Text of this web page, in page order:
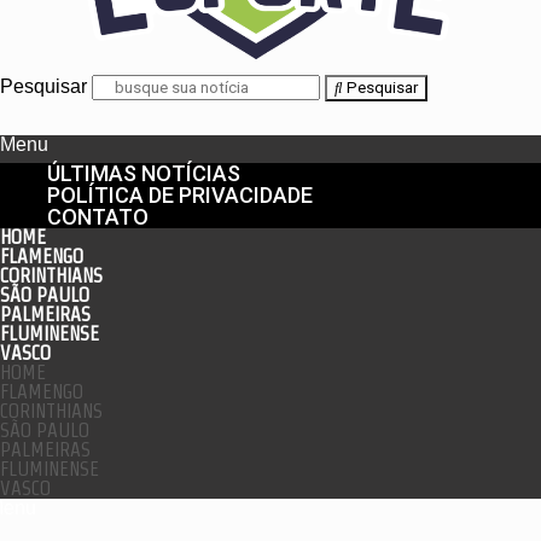
Pesquisar Pesquisar
Menu
ÚLTIMAS NOTÍCIAS
POLÍTICA DE PRIVACIDADE
CONTATO
HOME
FLAMENGO
CORINTHIANS
SÃO PAULO
PALMEIRAS
FLUMINENSE
VASCO
HOME
FLAMENGO
CORINTHIANS
SÃO PAULO
PALMEIRAS
FLUMINENSE
VASCO